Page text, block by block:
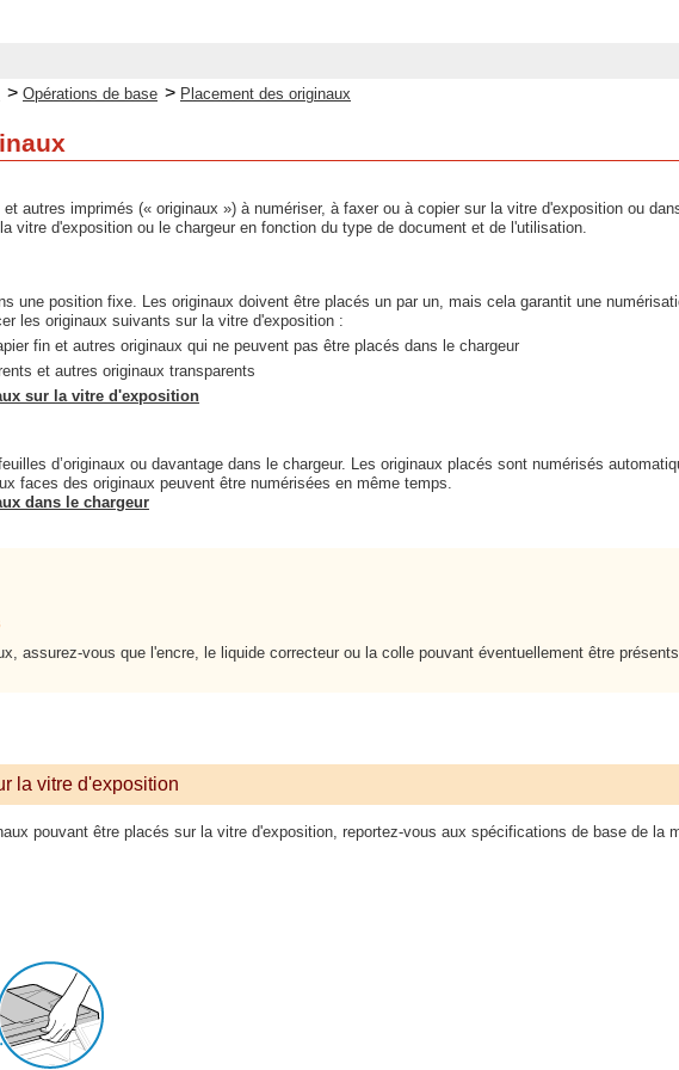
> Opérations de base > Placement des originaux
autres imprimés (« originaux ») à numériser, à faxer ou à copier sur la vitre d'exposition ou
vitre d'exposition ou le chargeur en fonction du type de document et de l'utilisation.
une position fixe. Les originaux doivent être placés un par un, mais cela garantit une
les originaux suivants sur la vitre d'exposition :
fin et autres originaux qui ne peuvent pas être placés dans le chargeur
et autres originaux transparents
sur la vitre d'exposition
d’originaux ou davantage dans le chargeur. Les originaux placés sont numérisés
faces des originaux peuvent être numérisées en même temps.
dans le chargeur
assurez-vous que l'encre, le liquide correcteur ou la colle pouvant éventuellement être
la vitre d'exposition
pouvant être placés sur la vitre d'exposition, reportez-vous aux spécifications de base de la